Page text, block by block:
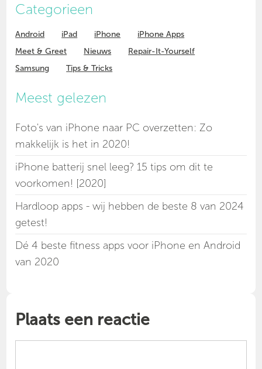
Categorieen
Android iPad iPhone
iPhone Apps
Meet & Greet
Nieuws
Repair-It-Yourself
Samsung
Tips & Tricks
Meest gelezen
Foto's van iPhone naar PC overzetten: Zo
makkelijk is het in 2020!
iPhone batterij snel leeg? 15 tips om dit te
voorkomen! [2020]
Hardloop apps - wij hebben de beste 8 van 2024
getest!
Dé 4 beste fitness apps voor iPhone en Android
van 2020
Plaats een reactie